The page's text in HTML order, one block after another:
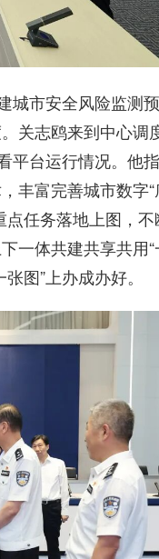
城市安全风险监测
关志鸥来到中心调
平台运行情况。他指
丰富完善城市数字“
点任务落地上图，不
一体共建共享共用“
图”上办成办好。